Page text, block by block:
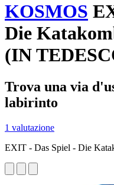
KOSMOS
Die
(IN
Trova una via
labirinto
1 valutazione
EXIT - Das Spiel - Die